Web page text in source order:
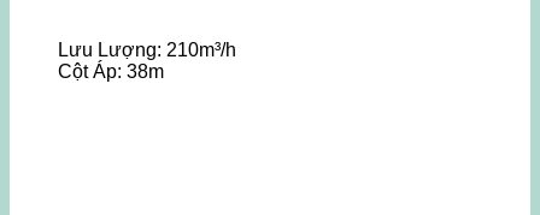
Lưu Lượng: 210m³/h
Cột Áp: 38m